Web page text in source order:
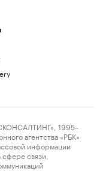
1995–
агентства «РБК»
информации
связи,